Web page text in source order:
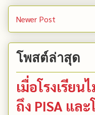
Newer Post
โพสต์ล่าสุด
เมื่อโรงเรีย
ถึง PISA แล